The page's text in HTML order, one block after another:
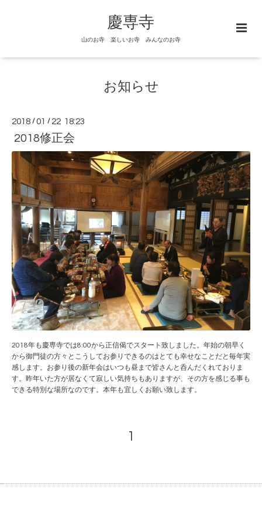
慶専寺
山のお寺 楽しいお寺 みんなのお寺
お知らせ
2018 /01 / 22 18:23
2018修正会
2018年も慶専寺では8:00から正信偈でスタート致しました。年始の朝早く
から御門徒の方々とこうしてお参りできるのはとても幸せなことだと毎年実
感します。お参り後の新年会はいつも昼まで皆さんと呑んだくれておりま
す。昨年いた方が居なくて寂しい気持ちもありますが、その方を感じる事も
できる特別な場所なのです。本年も宜しくお願い致します。
1